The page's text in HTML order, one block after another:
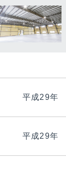
平成29年
平成29年